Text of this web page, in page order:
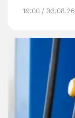
19:00 / 03.08.26